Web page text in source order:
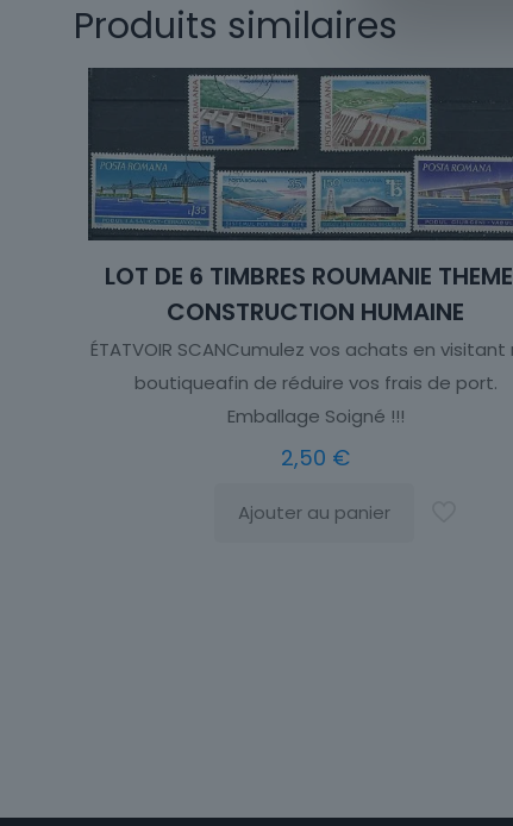
Qualité
Pays de
fabrication
Thème
Produits similaires
LOT DE 6 TIMBRES ROUMANIE
CONSTRUCTION HUMAINE
ÉTATVOIR SCANCumulez vos achats en visitant
boutiqueafin de réduire vos frais de port.
Emballage Soigné !!!
2,50 €
Ajouter au panier